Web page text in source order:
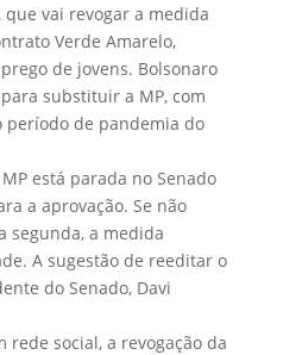
vai revogar a medida
Verde Amarelo,
de jovens. Bolsonaro
substituir a MP, com
período de pandemia do
está parada no Senado
a aprovação. Se não
segunda, a medida
A sugestão de reeditar o
do Senado, Davi
rede social, a revogação da